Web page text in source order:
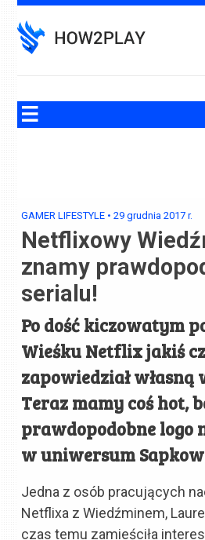
to
content
GAMER LIFESTYLE •29 grudnia 2017 r.
Netflixowy
znamy
serialu!
Po dość kiczowatym
Wieśku Netflix jakiś
zapowiedział własną
Teraz mamy coś hot,
prawdopodobne logo
w uniwersum
Jedna z osób pracujących
Netflixa z Wiedźminem,
czas temu zamieściła